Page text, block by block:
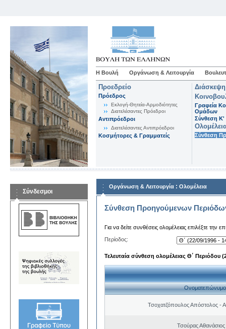
Η Βουλή Οργάνωση & Λειτουργία
Προεδρείο
Πρόεδρος
Εκλογή-Θητεία-Αρμοδιότητες
Διατελέσαντες Πρόεδροι
Αντιπρόεδροι
Διατελέσαντες Αντιπρόεδροι
Κοσμήτορες & Γραμματείς
Γραφεία
Ομάδων
Σύνθεση K'
Σύνθεση
Σύνδεσμοι
Οργάνωση & Λειτουργία : Ολομέλεια
Σύνθεση Προηγούμενων
Για να δείτε συνθέσεις ολομέλειας επιλέξτε την
Περίοδος:
Τελευταία σύνθεση ολομέλειας Θ΄ Περιόδου
Ονοματεπώνυμο
Τσοχατζόπουλος Απόστολος -
Τσούρας